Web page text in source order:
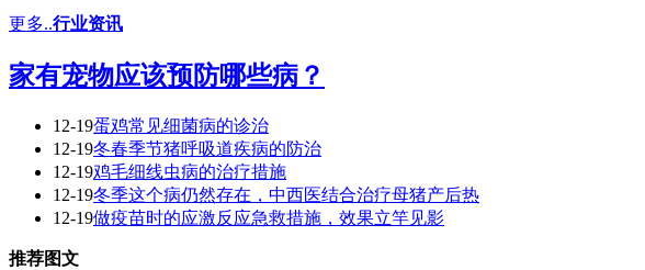
更多..行业资讯
家有宠物应该预防哪些病？
12-19蛋鸡常见细菌病的诊治
12-19冬春季节猪呼吸道疾病的防治
12-19鸡毛细线虫病的治疗措施
12-19冬季这个病仍然存在，中西医结合治疗母猪产后热
12-19做疫苗时的应激反应急救措施，效果立竿见影
推荐图文